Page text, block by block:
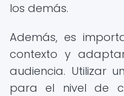
los demás.
Además, es
contexto y
audiencia. Utilizar
para el nivel de